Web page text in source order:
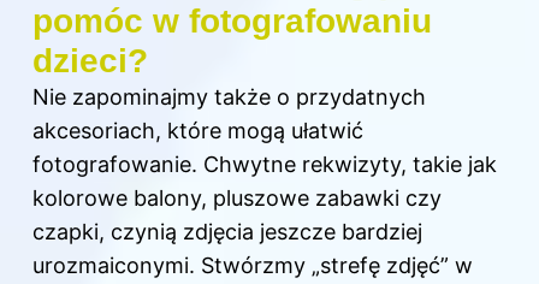
pomóc w fotografowaniu
dzieci?
Nie zapominajmy także o przydatnych
akcesoriach, które mogą ułatwić
fotografowanie. Chwytne rekwizyty, takie jak
kolorowe balony, pluszowe zabawki czy
czapki, czynią zdjęcia jeszcze bardziej
urozmaiconymi. Stwórzmy „strefę zdjęć” w